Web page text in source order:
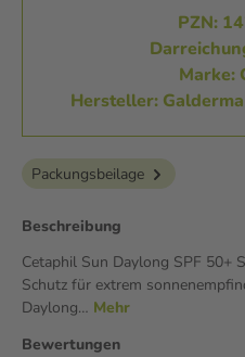
PZN:
Marke:
Hersteller:
Packungsbeilage
Beschreibung
Cetaphil Sun Daylong SPF 50+
Schutz für extrem
Daylong… Mehr
Bewertungen